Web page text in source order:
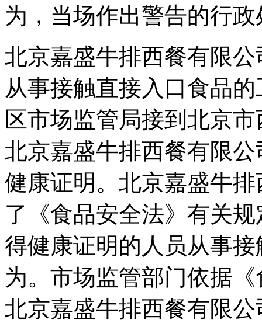
为，当场作出警告的行
北京嘉盛牛排西餐有限
从事接触直接入口食品
区市场监管局接到北京
北京嘉盛牛排西餐有限
健康证明。北京嘉盛牛
了《食品安全法》有关
得健康证明的人员从事
为。市场监管部门依据
北京嘉盛牛排西餐有限